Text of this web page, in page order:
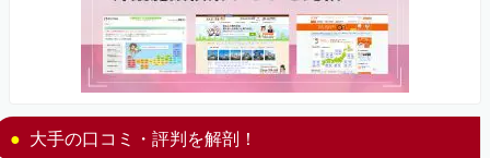
大手の口コミ・評判を解剖！